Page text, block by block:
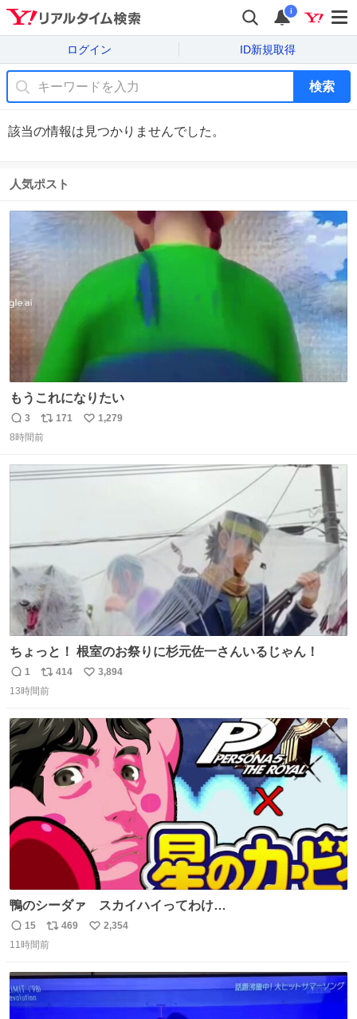
i
ログイン ID新規取得
検索
該当の情報は見つかりませんでした。
人気ポスト
もうこれになりたい
返
信
3
リ
ポ
ト
171
い
数
1,279
8時間前
ちょっと！ 根室のお祭りに杉元佐一さんいるじゃん！
返
信
1
リ
ポ
ト
数
414
い
数
3,894
13時間前
鴨のシーダァ スカイハイってわけ
youtu.be/QbctcHorQyA
返
信
15
リ
ポ
ト
469
い
数
2,354
11時間前